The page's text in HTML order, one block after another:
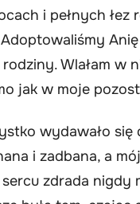
i pełnych łez
Anię
Wlałam w
jak w moje
wydawało się
i zadbana, a
zdrada nigdy